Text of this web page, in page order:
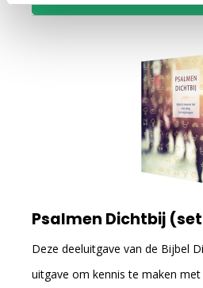
Psalmen Dichtbij
Deze deeluitgave van de Bijbel
uitgave om kennis te maken